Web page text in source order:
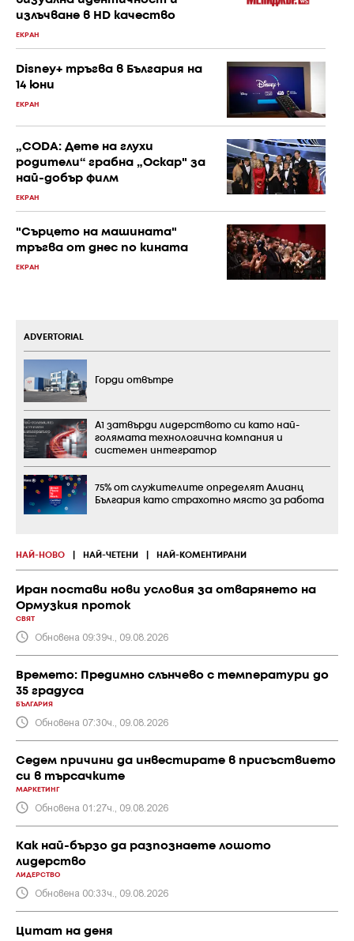
излъчване в HD качество
ЕКРАН
Disney+ тръгва в България на
14 юни
ЕКРАН
„CODA: Дете на глухи
родители“ грабна „Оскар" за
най-добър филм
ЕКРАН
"Сърцето на машината"
тръгва от днес по кината
ЕКРАН
НАЙ-НОВО НАЙ-ЧЕТЕНИ НАЙ-КОМЕНТИРАНИ
Иран постави нови условия за отварянето на
Ормузкия проток
СВЯТ
Обновена 09:39ч., 09.08.2026
Времето: Предимно слънчево с температури до
35 градуса
БЪЛГАРИЯ
Обновена 07:30ч., 09.08.2026
Седем причини да инвестирате в присъствието
си в търсачките
МАРКЕТИНГ
Обновена 01:27ч., 09.08.2026
Как най-бързо да разпознаете лошото
лидерство
ЛИДЕРСТВО
Обновена 00:33ч., 09.08.2026
Цитат на деня
ADVERTORIAL
Горди отвътре
А1 затвърди лидерството си като най-
голямата технологична компания и
системен интегратор
75% от служителите определят Алианц
България като страхотно място за работа